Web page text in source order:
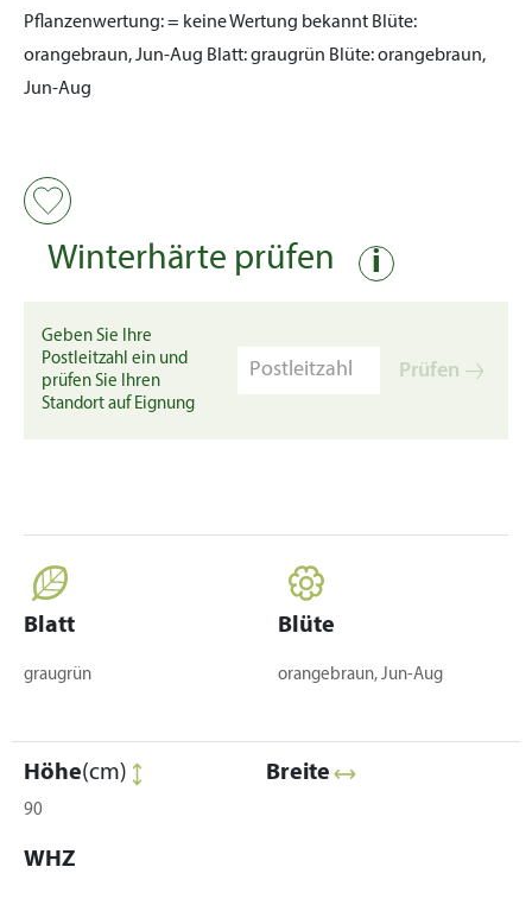
Pflanzenwertung:= keine Wertung bekannt Blüte:
orangebraun, Jun-Aug Blatt:graugrün Blüte:orangebraun,
Jun-Aug
Winterhärte prüfen i
Geben Sie Ihre
Postleitzahl ein und
prüfen Sie Ihren
Standort auf Eignung
Prüfen
Blatt
graugrün
Blüte
orangebraun, Jun-Aug
Höhe(cm)
90
Breite
WHZ